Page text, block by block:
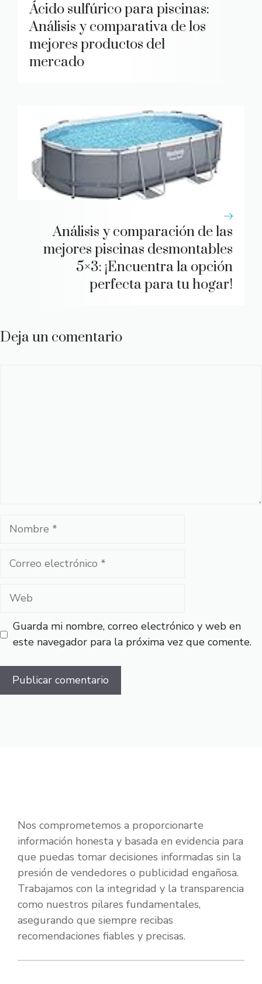
Ácido sulfúrico para piscinas:
Análisis y comparativa de los
mejores productos del
mercado
Análisis y comparación de las
mejores piscinas desmontables
5×3: ¡Encuentra la opción
perfecta para tu hogar!
Deja un comentario
Nombre
Correo
Web
Guarda mi nombre, correo electrónico y web en
este navegador para la próxima vez que comente.
Nos comprometemos a proporcionarte
información honesta y basada en evidencia para
que puedas tomar decisiones informadas sin la
presión de vendedores o publicidad engañosa.
Trabajamos con la integridad y la transparencia
como nuestros pilares fundamentales,
asegurando que siempre recibas
recomendaciones fiables y precisas.